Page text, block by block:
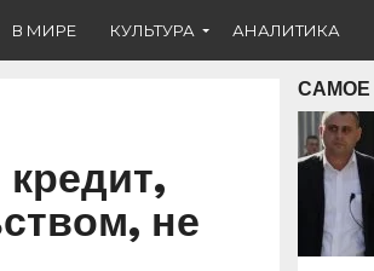
В МИРЕ КУЛЬТУРА АНАЛИТИКА
не
САМОЕ